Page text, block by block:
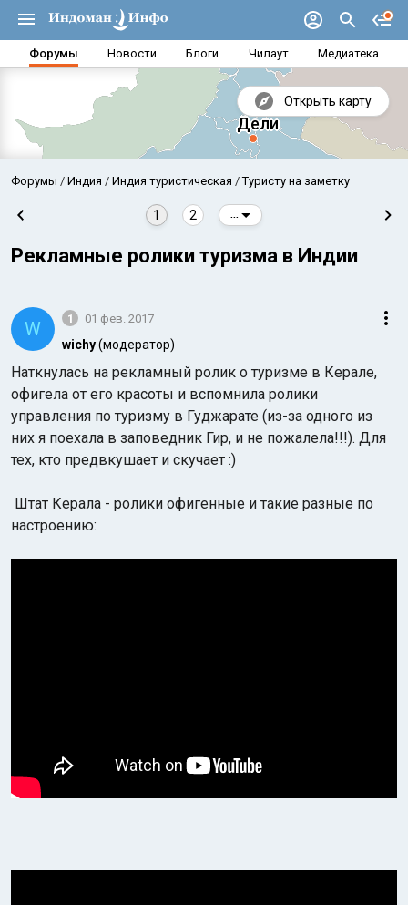
Форумы Новости Блоги Чилаут Медиатека
Открыть карту
Аравийское море
Индийский океан
Форумы Индия Индия туристическая Туристу на заметку
1 2
Рекламные ролики туризма в Индии
W 1 01 фев. 2017
wichy(модератор)
Наткнулась на рекламный ролик о туризме в Керале,
офигела от его красоты и вспомнила ролики
управления по туризму в Гуджарате (из-за одного из
них я поехала в заповедник Гир, и не пожалела!!!). Для
тех, кто предвкушает и скучает :)
Штат Керала - ролики офигенные и такие разные по
настроению: